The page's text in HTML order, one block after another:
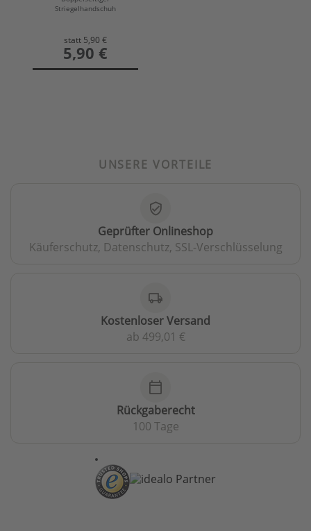
Striegelhandschuh
statt 5,90 €
preis
5,90 €
UNSERE VORTEILE
verified_user
Geprüfter Onlineshop
Käuferschutz, Datenschutz, SSL-Verschlüsselung
local_shipping
Kostenloser Versand
ab 499,01 €
calendar_today
Rückgaberecht
100 Tage